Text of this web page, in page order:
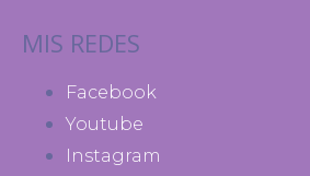
MIS REDES
Facebook
Youtube
Instagram